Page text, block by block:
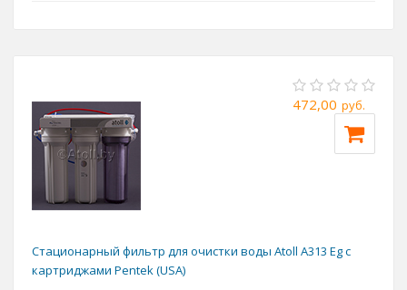
не увидишь. Вот и получается, что отвратительная на вкус и
запах вода, может оказаться намного безопасней, чем
бесцветная безвкусная вода. То, что мы не видим, не уйдет от
фильтра для очистки воды. Многоступенчатые системы удаляют
все известные загрязнения, делая воду на самом деле чистой и
безопасной.
загрязненной воды можно использовать
фильтры-кувшины
472,00 руб.
Стационарный фильтр для очистки воды Atoll А313 Eg с
картриджами Pentek (USA)